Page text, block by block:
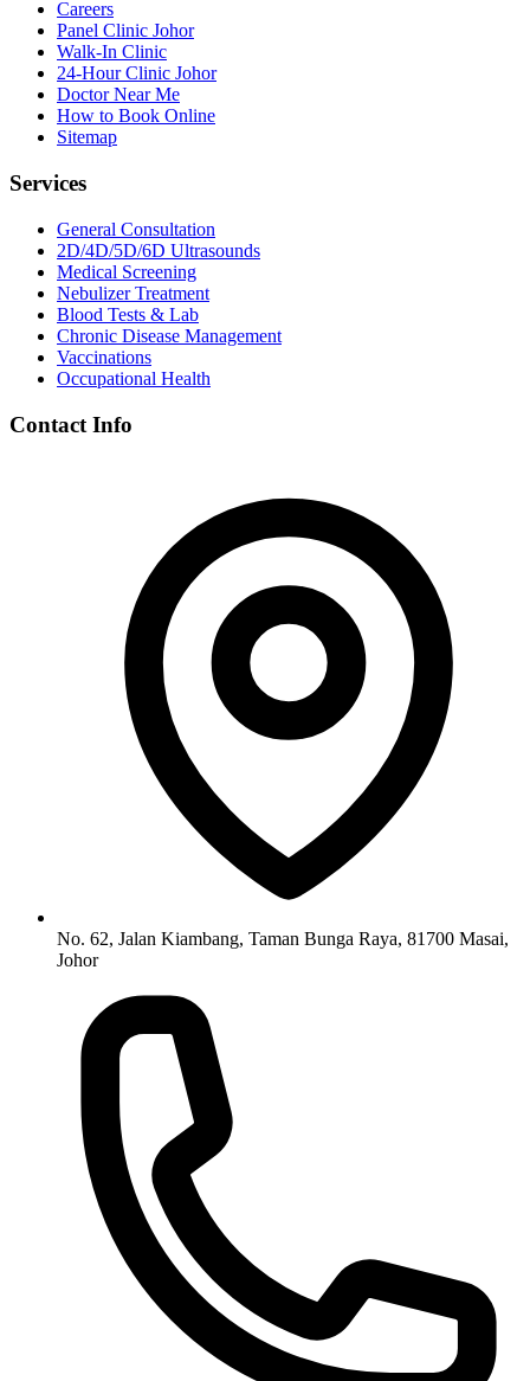
Careers
Panel Clinic Johor
Walk-In Clinic
24-Hour Clinic Johor
Doctor Near Me
How to Book Online
Sitemap
Services
General Consultation
2D/4D/5D/6D Ultrasounds
Medical Screening
Nebulizer Treatment
Blood Tests & Lab
Chronic Disease Management
Vaccinations
Occupational Health
Contact Info
No. 62, Jalan Kiambang, Taman Bunga Raya, 81700 Masai,
Johor